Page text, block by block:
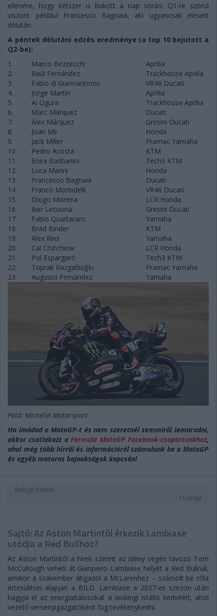
ellenére, hogy kétszer is bukott a nap során. Q1-re szorul
viszont például Francesco Bagnaia, aki ugyancsak elesett
délután.
A péntek délutáni edzés eredménye (a top 10 bejutott a
Q2-be):
1.
Marco Bezzecchi
Aprilia
2.
Raúl Fernández
Trackhouse Aprilia
3.
Fabio di Giannantonio
VR46 Ducati
4.
Jorge Martín
Aprilia
5.
Ai Ogura
Trackhouse Aprilia
6.
Marc Márquez
Ducati
7.
Álex Márquez
Gresini Ducati
8.
Joan Mir
Honda
9.
Jack Miller
Pramac Yamaha
10.
Pedro Acosta
KTM
11.
Enea Bastianini
Tech3 KTM
12.
Luca Marini
Honda
13.
Francesco Bagnaia
Ducati
14.
Franco Morbidelli
VR46 Ducati
15.
Diogo Moreira
LCR Honda
16.
Iker Lecuona
Gresini Ducati
17.
Fabio Quartararo
Yamaha
18.
Brad Binder
KTM
19.
Alex Rins
Yamaha
20.
Cal Crutchlow
LCR Honda
21.
Pol Espargaró
Tech3 KTM
22.
Toprak Razgatlıoğlu
Pramac Yamaha
23.
Augusto Fernández Yamaha
Fotó: Michelin Motorsport
Ha imádod a MotoGP-t és nem szeretnél semmiről lemaradni,
akkor csatlakozz a Formula MotoGP Facebook-csoportunkhoz,
ahol még több hírről és információról számolunk be a MotoGP
és egyéb motoros bajnokságok kapcsán!
Balogh Tamás
11 órája
Sajtó: Az Aston Martintól érkezik Lambiase
utódja a Red Bullhoz?
Az Aston Martintól a hírek szerint az idény végén távozó Tom
McCullough veheti át Gianpiero Lambiase helyét a Red Bullnál,
amikor a szakember átigazol a McLarenhez – számolt be róla
értesülései alapján a BILD. Lambiase a 2027-es szezon után
hagyja el az energiaitalosokat a wokingi istálló kedvéért, ahol
vezető versenyigazgatóként fog tevékenykedni.